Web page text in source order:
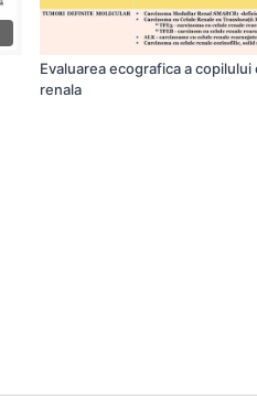
Evaluarea ecografica a
renala